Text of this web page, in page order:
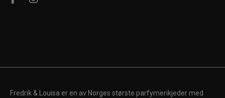
Fredrik & Louisa er en av Norges største parfymerikjeder med